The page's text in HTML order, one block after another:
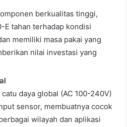
berkualitas tinggi,
E tahan terhadap kondisi
memiliki masa pakai yang
nilai investasi yang
daya global (AC 100-240V)
sensor, membuatnya cocok
wilayah dan aplikasi